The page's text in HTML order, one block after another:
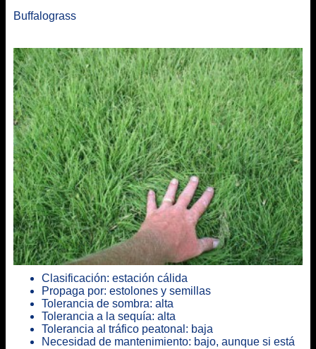
Buffalograss
Clasificación: estación cálida
Propaga por: estolones y semillas
Tolerancia de sombra: alta
Tolerancia a la sequía: alta
Tolerancia al tráfico peatonal: baja
Necesidad de mantenimiento: bajo, aunque si está